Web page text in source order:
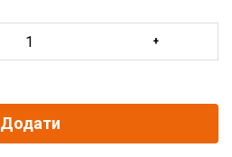
Додати